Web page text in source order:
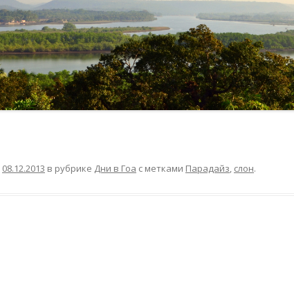
08.12.2013 в рубрике Дни в Гоа с метками Парадайз, слон.